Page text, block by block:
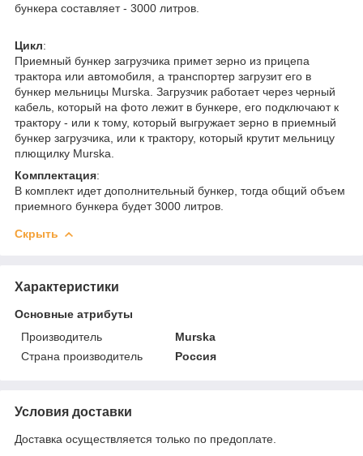
бункера составляет - 3000 литров.
Цикл:
Приемный бункер загрузчика примет зерно из прицепа
трактора или автомобиля, а транспортер загрузит его в
бункер мельницы Murska. Загрузчик работает через черный
кабель, который на фото лежит в бункере, его подключают к
трактору - или к тому, который выгружает зерно в приемный
бункер загрузчика, или к трактору, который крутит мельницу
плющилку Murska.
Комплектация:
В комплект идет дополнительный бункер, тогда общий объем
приемного бункера будет 3000 литров.
Скрыть
Характеристики
Основные атрибуты
Производитель
Murska
Страна производитель
Россия
Условия доставки
Доставка осуществляется только по предоплате.